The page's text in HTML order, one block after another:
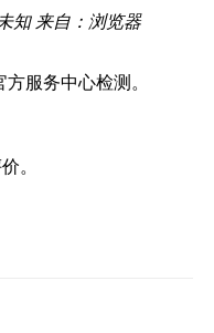
知 来自：浏览器
服务中心检测。
。